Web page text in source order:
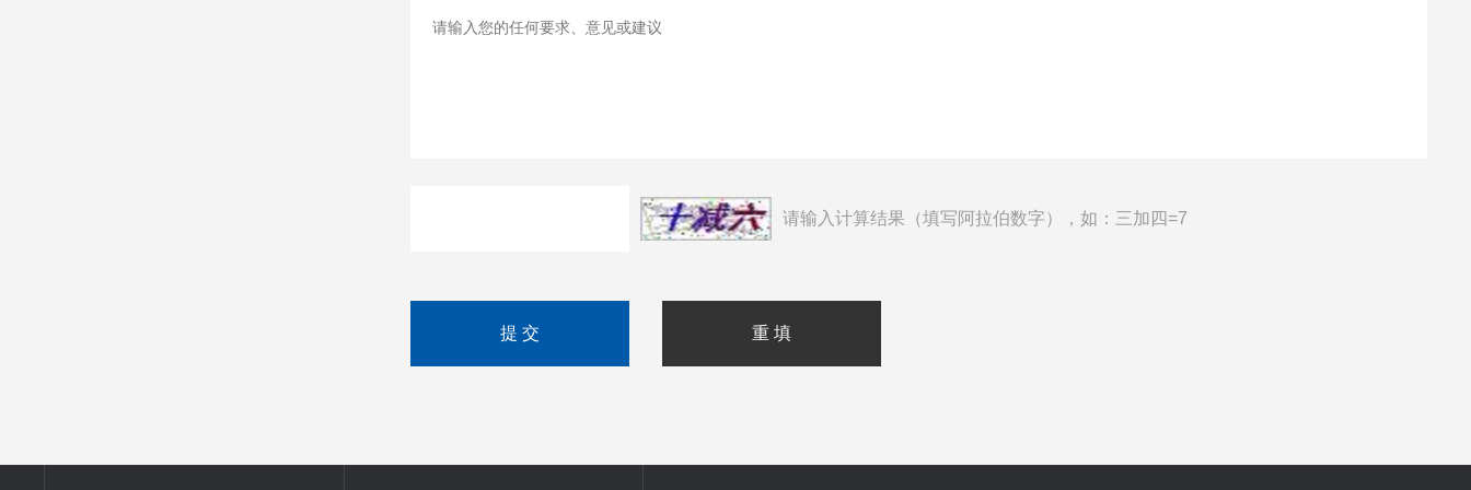
请输入计算结果（填写阿拉伯数字），如：三加四=7